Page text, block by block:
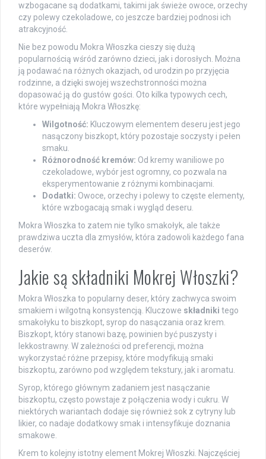
wzbogacane są dodatkami, takimi jak świeże owoce, orzechy
czy polewy czekoladowe, co jeszcze bardziej podnosi ich
atrakcyjność.
Nie bez powodu Mokra Włoszka cieszy się dużą
popularnością wśród zarówno dzieci, jak i dorosłych. Można
ją podawać na różnych okazjach, od urodzin po przyjęcia
rodzinne, a dzięki swojej wszechstronności można
dopasować ją do gustów gości. Oto kilka typowych cech,
które wypełniają Mokra Włoszkę:
Wilgotność: Kluczowym elementem deseru jest jego
nasączony biszkopt, który pozostaje soczysty i pełen
smaku.
Różnorodność kremów: Od kremy waniliowe po
czekoladowe, wybór jest ogromny, co pozwala na
eksperymentowanie z różnymi kombinacjami.
Dodatki: Owoce, orzechy i polewy to częste elementy,
które wzbogacają smak i wygląd deseru.
Mokra Włoszka to zatem nie tylko smakołyk, ale także
prawdziwa uczta dla zmysłów, która zadowoli każdego fana
deserów.
Jakie są składniki Mokrej Włoszki?
Mokra Włoszka to popularny deser, który zachwyca swoim
smakiem i wilgotną konsystencją. Kluczowe składniki tego
smakołyku to biszkopt, syrop do nasączania oraz krem.
Biszkopt, który stanowi bazę, powinien być puszysty i
lekkostrawny. W zależności od preferencji, można
wykorzystać różne przepisy, które modyfikują smaki
biszkoptu, zarówno pod względem tekstury, jak i aromatu.
Syrop, którego głównym zadaniem jest nasączanie
biszkoptu, często powstaje z połączenia wody i cukru. W
niektórych wariantach dodaje się również sok z cytryny lub
likier, co nadaje dodatkowy smak i intensyfikuje doznania
smakowe.
Krem to kolejny istotny element Mokrej Włoszki. Najczęściej